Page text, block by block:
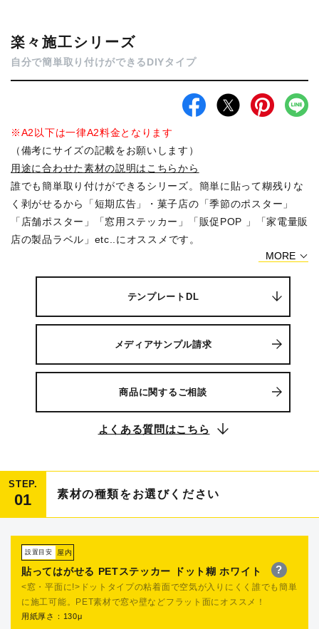
楽々施工シリーズ
自分で簡単取り付けができるDIYタイプ
※A2以下は一律A2料金となります
（備考にサイズの記載をお願いします）
用途に合わせた素材の説明はこちらから
誰でも簡単取り付けができるシリーズ。簡単に貼って糊残りな
く剥がせるから「短期広告」・菓子店の「季節のポスター」
「店舗ポスター」「窓用ステッカー」「販促POP 」「家電量販
店の製品ラベル」etc..にオススメです。
「吸着タイプ」は、貼り剥がしができるので数回の再利用が可
能 「ドットタック」は気泡を逃し誰でもきれいに貼ることがで
きる技ありアイテムです。
がります。
便利なスキージーを無料プレゼント!（シートを貼る際に溜まっ
た空気を抜くヘラ）
Webで24時間入稿可能です。
MORE
テンプレートDL
メディアサンプル請求
商品に関するご相談
よくある質問はこちら
STEP.
01 素材の種類をお選びください
設置目安 屋内
貼ってはがせる PETステッカー ドット糊 ホワイト ?
<窓・平面に!>ドットタイプの粘着面で空気が入りにくく誰でも簡単
に施工可能。PET素材で窓や壁などフラット面にオススメ！
用紙厚さ：130μ